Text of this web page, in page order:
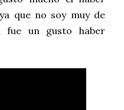
que no soy muy de
fue un gusto haber